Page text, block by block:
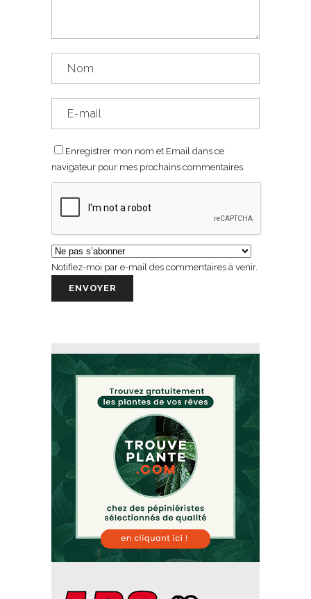
Enregistrer mon nom et Email dans ce
navigateur pour mes prochains commentaires.
Notifiez-moi par e-mail des commentaires à venir.